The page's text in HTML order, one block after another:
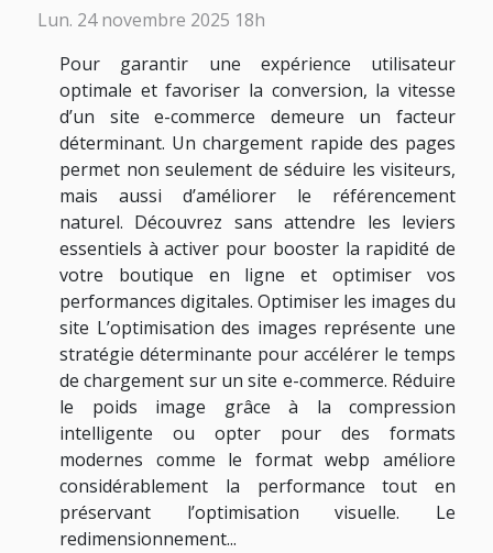
Lun. 24 novembre 2025 18h
Pour garantir une expérience utilisateur
optimale et favoriser la conversion, la vitesse
d’un site e-commerce demeure un facteur
déterminant. Un chargement rapide des pages
permet non seulement de séduire les visiteurs,
mais aussi d’améliorer le référencement
naturel. Découvrez sans attendre les leviers
essentiels à activer pour booster la rapidité de
votre boutique en ligne et optimiser vos
performances digitales. Optimiser les images du
site L’optimisation des images représente une
stratégie déterminante pour accélérer le temps
de chargement sur un site e-commerce. Réduire
le poids image grâce à la compression
intelligente ou opter pour des formats
modernes comme le format webp améliore
considérablement la performance tout en
préservant l’optimisation visuelle. Le
redimensionnement...